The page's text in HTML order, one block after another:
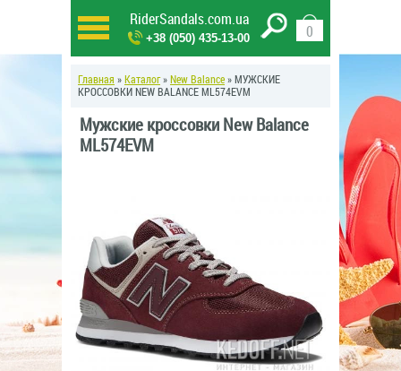
RiderSandals.com.ua
+38 (050) 435-13-00 0
Главная » Каталог» New Balance » МУЖСКИЕ
КРОССОВКИ NEW BALANCE ML574EVM
Мужские кроссовки New Balance
ML574EVM